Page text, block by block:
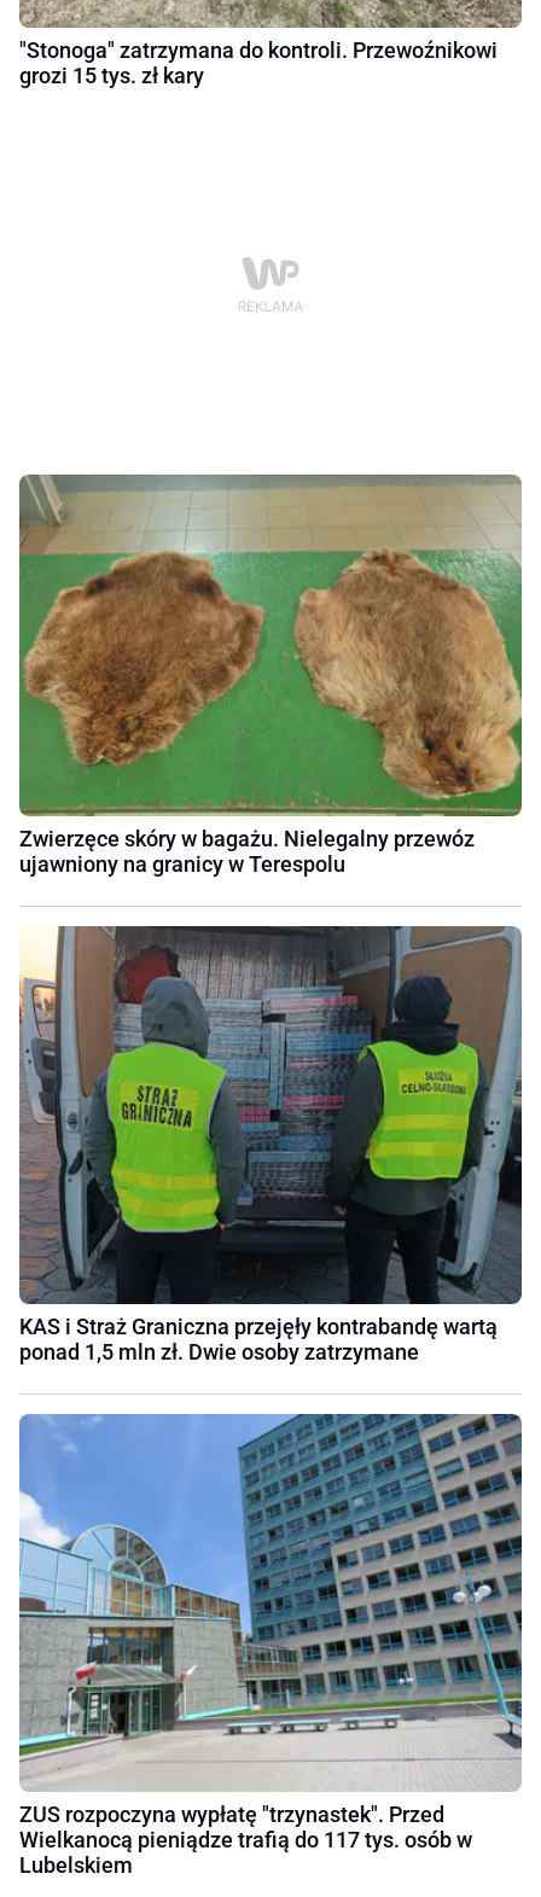
"Stonoga" zatrzymana do kontroli. Przewoźnikowi
grozi 15 tys. zł kary
Zwierzęce skóry w bagażu. Nielegalny przewóz
ujawniony na granicy w Terespolu
KAS i Straż Graniczna przejęły kontrabandę wartą
ponad 1,5 mln zł. Dwie osoby zatrzymane
ZUS rozpoczyna wypłatę "trzynastek". Przed
Wielkanocą pieniądze trafią do 117 tys. osób w
Lubelskiem